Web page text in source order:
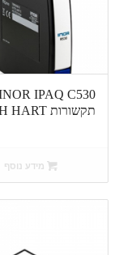
תקשורות NFC BLUETOOTH HART מוגן פיצוץ
מידע נוסף